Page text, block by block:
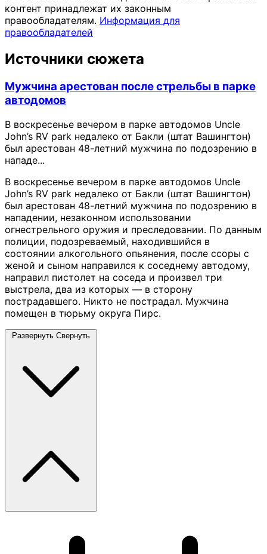
контент принадлежат их законным
правообладателям. Информация для
правообладателей
Источники сюжета
Мужчина арестован после стрельбы в парке
автодомов
В воскресенье вечером в парке автодомов Uncle
John’s RV park недалеко от Бакли (штат Вашингтон)
был арестован 48-летний мужчина по подозрению в
нападе...
В воскресенье вечером в парке автодомов Uncle
John’s RV park недалеко от Бакли (штат Вашингтон)
был арестован 48-летний мужчина по подозрению в
нападении, незаконном использовании
огнестрельного оружия и преследовании. По данным
полиции, подозреваемый, находившийся в
состоянии алкогольного опьянения, после ссоры с
женой и сыном направился к соседнему автодому,
направил пистолет на соседа и произвел три
выстрела, два из которых — в сторону
пострадавшего. Никто не пострадал. Мужчина
помещен в тюрьму округа Пирс.
Развернуть Свернуть